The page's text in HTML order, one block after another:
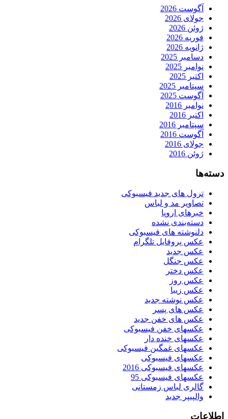
آگوست 2026
جولای 2026
ژوئن 2026
فوریه 2026
ژانویه 2026
دسامبر 2025
نوامبر 2025
اکتبر 2025
سپتامبر 2025
آگوست 2025
نوامبر 2016
اکتبر 2016
سپتامبر 2016
آگوست 2016
جولای 2016
ژوئن 2016
دسته‌ها
ترول های جدید فیسبوکی
تصاویر مد و لباس
خبرهای اروپا
دسته‌بندی نشده
دلنوشته های فیسبوکی
عکس پروفایل تلگرام
عکس جدید
عکس جنگل
عکس دختر
عکس روز
عکس زیبا
عکس نوشته جدید
عکس های پسر
عکس های خفن جدید
عکسهای خفن فیسبوکی
عکسهای خنده دار
عکسهای غمگین فیسبوکی
عکسهای فیسبوکی
عکسهای فیسبوکی 2016
عکسهای فیسبوکی 95
گالری لباس زمستانی
والپیپر جدید
اطلاعات